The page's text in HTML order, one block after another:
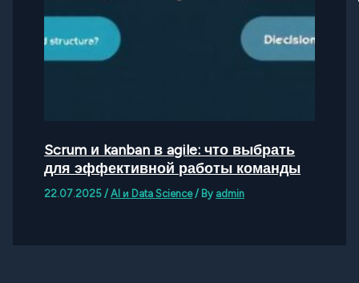
Scrum и kanban в agile: что выбрать
для эффективной работы команды
22.07.2025/AI и Data Science/ By admin